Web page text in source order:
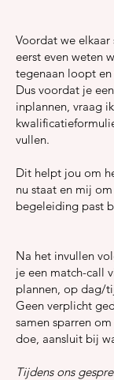
Voordat we
eerst even weten
tegenaan loopt
Dus voordat je
inplannen, vraag
vullen.
Dit helpt jou om
nu staat en mij
begeleiding past
Na het invullen
je een match-call
plannen, op dag/
Geen verplicht
samen sparren
doe, aansluit bij
Tijdens ons